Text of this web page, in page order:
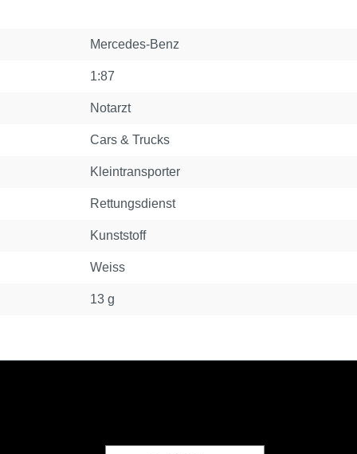
Mercedes-Benz
1:87
Notarzt
Cars & Trucks
Kleintransporter
Rettungsdienst
Kunststoff
Weiss
13 g